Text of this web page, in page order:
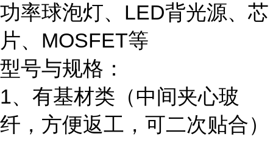
功率球泡灯、LED背光源、芯
片、MOSFET等
型号与规格：
1、有基材类（中间夹心玻
纤，方便返工，可二次贴合）